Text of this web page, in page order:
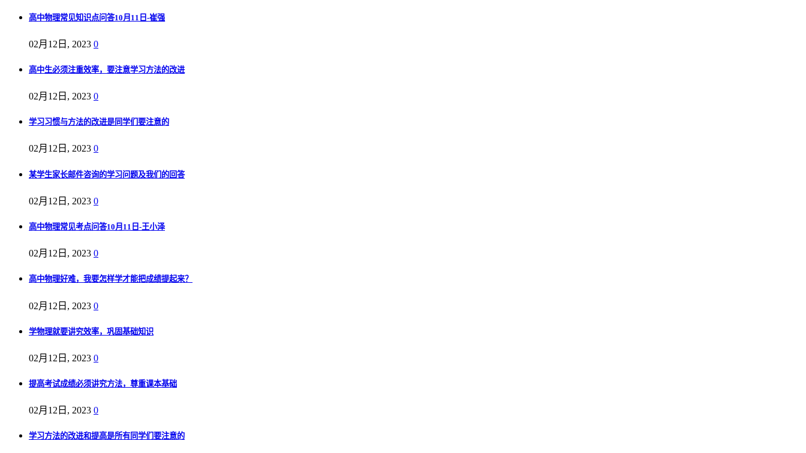
高中物理常见知识点问答10月11日-崔强
02月12日, 2023 0
高中生必须注重效率，要注意学习方法的改进
02月12日, 2023 0
学习习惯与方法的改进是同学们要注意的
02月12日, 2023 0
某学生家长邮件咨询的学习问题及我们的回答
02月12日, 2023 0
高中物理常见考点问答10月11日-王小泽
02月12日, 2023 0
高中物理好难，我要怎样学才能把成绩提起来？
02月12日, 2023 0
学物理就要讲究效率，巩固基础知识
02月12日, 2023 0
提高考试成绩必须讲究方法，尊重课本基础
02月12日, 2023 0
学习方法的改进和提高是所有同学们要注意的